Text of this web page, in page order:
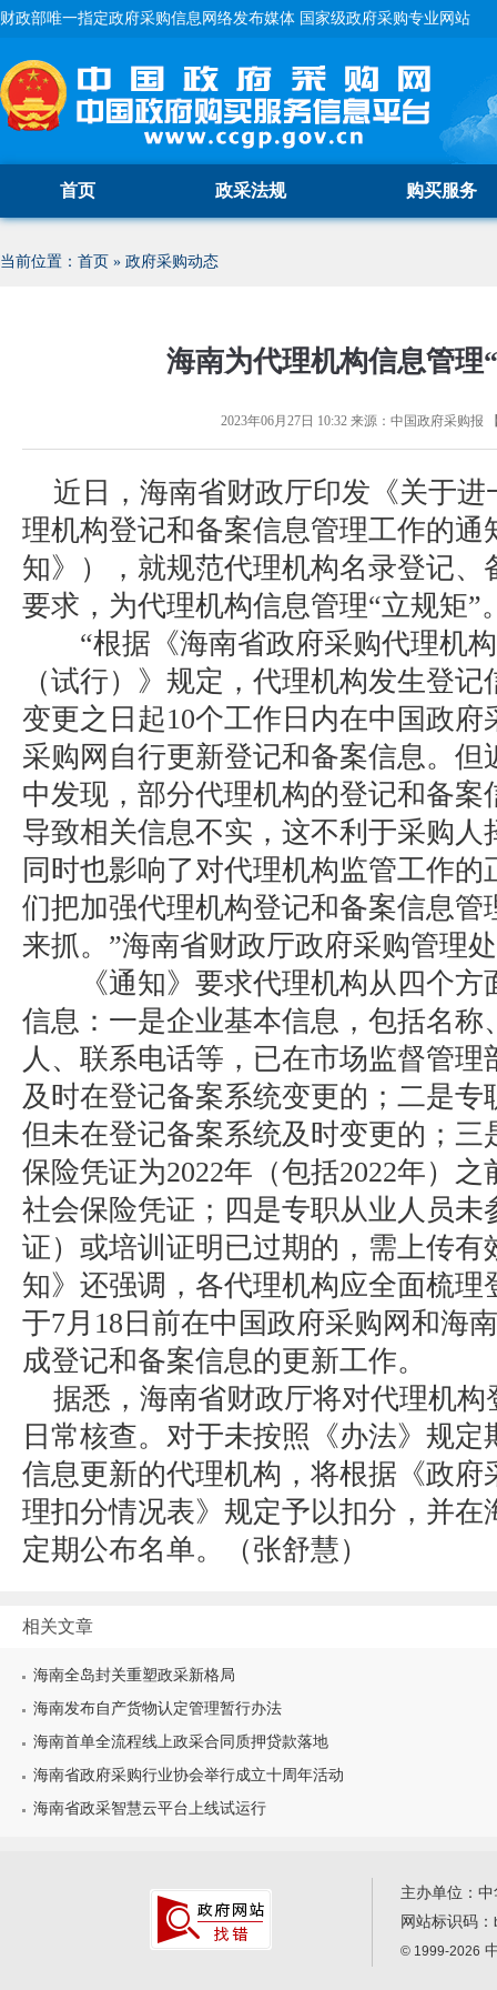
财政部唯一指定政府采购信息网络发布媒体 国家级政府采购专业网站
首页 政采法规 购买服务
当前位置： 首页 » 政府采购动态
海南为代理机构信息管理
2023年06月27日 10:32来源： 中国政府采购报
近日，海南省财政厅印发《关于进
理机构登记和备案信息管理工作的通
知》），就规范代理机构名录登记、
要求，为代理机构信息管理“立规矩”
“根据《海南省政府采购代理机构
（试行）》规定，代理机构发生登
变更之日起10个工作日内在中国政府
采购网自行更新登记和备案信息。但
中发现，部分代理机构的登记和备案
导致相关信息不实，这不利于采购人
同时也影响了对代理机构监管工作
们把加强代理机构登记和备案信息管
来抓。”海南省财政厅政府采购管理
《通知》要求代理机构从四个方
信息：一是企业基本信息，包括名称
人、联系电话等，已在市场监督管
及时在登记备案系统变更的；二是专
但未在登记备案系统及时变更的；三
保险凭证为2022年（包括2022年）
社会保险凭证；四是专职从业人员未
证）或培训证明已过期的，需上传有
知》还强调，各代理机构应全面梳理
于7月18日前在中国政府采购网和海
成登记和备案信息的更新工作。
据悉，海南省财政厅将对代理机构
日常核查。对于未按照《办法》规
信息更新的代理机构，将根据《政府
理扣分情况表》规定予以扣分，并在
定期公布名单。（张舒慧）
相关文章
海南全岛封关重塑政采新格局
海南发布自产货物认定管理暂行办法
海南首单全流程线上政采合同质押贷款落地
海南省政府采购行业协会举行成立十周年活动
海南省政采智慧云平台上线试运行
主办单位：
网站标识码：
© 1999-2026